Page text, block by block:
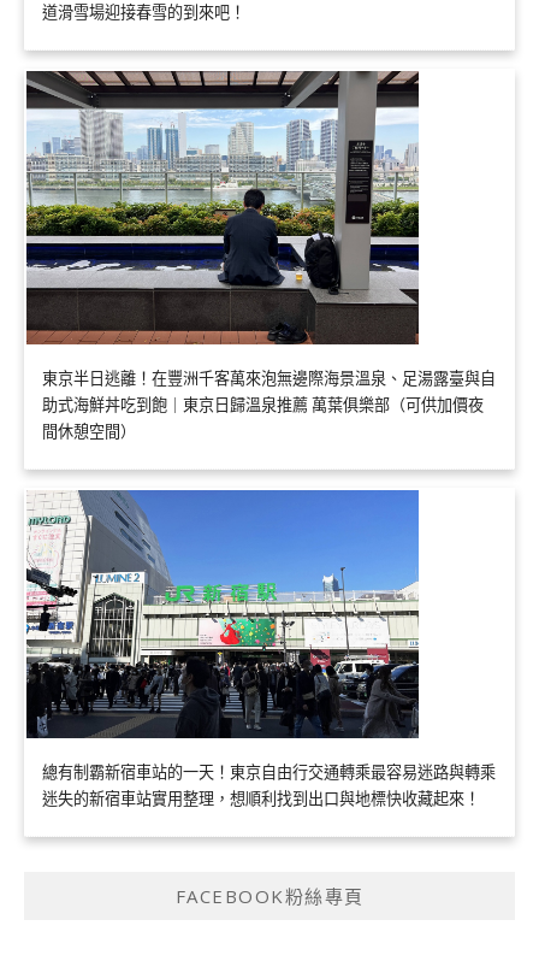
道滑雪場迎接春雪的到來吧！
東京半日逃離！在豐洲千客萬來泡無邊際海景溫泉、足湯露臺與自
助式海鮮丼吃到飽｜東京日歸溫泉推薦 萬葉俱樂部（可供加價夜
間休憩空間）
總有制霸新宿車站的一天！東京自由行交通轉乘最容易迷路與轉乘
迷失的新宿車站實用整理，想順利找到出口與地標快收藏起來！
FACEBOOK粉絲專頁